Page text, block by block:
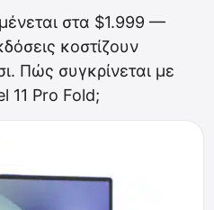
στα $1.999 —
κοστίζουν
Πώς συγκρίνεται με
11 Pro Fold;